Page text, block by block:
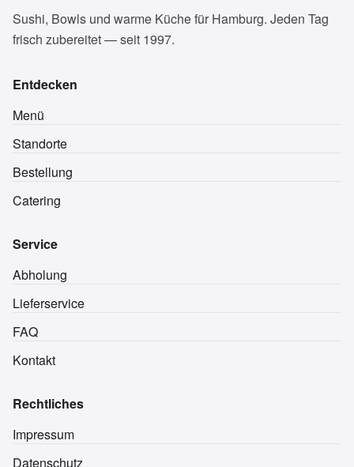
Sushi, Bowls und warme Küche für Hamburg. Jeden Tag
frisch zubereitet — seit 1997.
Entdecken
Menü
Standorte
Bestellung
Catering
Service
Abholung
Lieferservice
FAQ
Kontakt
Rechtliches
Impressum
Datenschutz